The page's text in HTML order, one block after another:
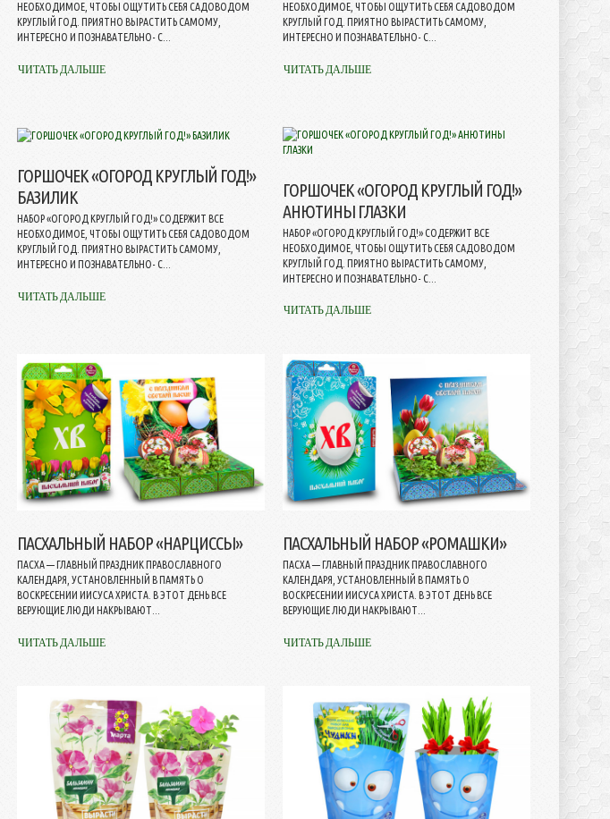
НЕОБХОДИМОЕ, ЧТОБЫ ОЩУТИТЬ СЕБЯ САДОВОДОМ
КРУГЛЫЙ ГОД. ПРИЯТНО ВЫРАСТИТЬ САМОМУ,
ИНТЕРЕСНО И ПОЗНАВАТЕЛЬНО- С...
ЧИТАТЬ ДАЛЬШЕ
НЕОБХОДИМОЕ, ЧТОБЫ ОЩУТИТЬ СЕБЯ САДОВОДОМ
КРУГЛЫЙ ГОД. ПРИЯТНО ВЫРАСТИТЬ САМОМУ,
ИНТЕРЕСНО И ПОЗНАВАТЕЛЬНО- С...
ЧИТАТЬ ДАЛЬШЕ
ГОРШОЧЕК «ОГОРОД КРУГЛЫЙ ГОД!»
БАЗИЛИК
НАБОР «ОГОРОД КРУГЛЫЙ ГОД!» СОДЕРЖИТ ВСЕ
НЕОБХОДИМОЕ, ЧТОБЫ ОЩУТИТЬ СЕБЯ САДОВОДОМ
КРУГЛЫЙ ГОД. ПРИЯТНО ВЫРАСТИТЬ САМОМУ,
ИНТЕРЕСНО И ПОЗНАВАТЕЛЬНО- С...
ЧИТАТЬ ДАЛЬШЕ
ГОРШОЧЕК «ОГОРОД КРУГЛЫЙ ГОД!»
АНЮТИНЫ ГЛАЗКИ
НАБОР «ОГОРОД КРУГЛЫЙ ГОД!» СОДЕРЖИТ ВСЕ
НЕОБХОДИМОЕ, ЧТОБЫ ОЩУТИТЬ СЕБЯ САДОВОДОМ
КРУГЛЫЙ ГОД. ПРИЯТНО ВЫРАСТИТЬ САМОМУ,
ИНТЕРЕСНО И ПОЗНАВАТЕЛЬНО- С...
ЧИТАТЬ ДАЛЬШЕ
ПАСХАЛЬНЫЙ НАБОР «НАРЦИССЫ»
ПАСХА — ГЛАВНЫЙ ПРАЗДНИК ПРАВОСЛАВНОГО
КАЛЕНДАРЯ, УСТАНОВЛЕННЫЙ В ПАМЯТЬ О
ВОСКРЕСЕНИИ ИИСУСА ХРИСТА. В ЭТОТ ДЕНЬ ВСЕ
ВЕРУЮЩИЕ ЛЮДИ НАКРЫВАЮТ...
ЧИТАТЬ ДАЛЬШЕ
ПАСХАЛЬНЫЙ НАБОР «РОМАШКИ»
ПАСХА — ГЛАВНЫЙ ПРАЗДНИК ПРАВОСЛАВНОГО
КАЛЕНДАРЯ, УСТАНОВЛЕННЫЙ В ПАМЯТЬ О
ВОСКРЕСЕНИИ ИИСУСА ХРИСТА. В ЭТОТ ДЕНЬ ВСЕ
ВЕРУЮЩИЕ ЛЮДИ НАКРЫВАЮТ...
ЧИТАТЬ ДАЛЬШЕ